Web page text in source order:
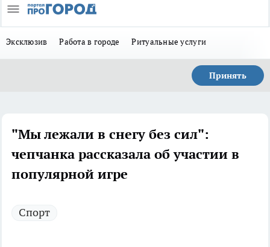
Эксклюзив Работа в городе Ритуальные услуги
Принять
"Мы лежали в снегу без сил":
чепчанка рассказала об участии в
популярной игре
Спорт